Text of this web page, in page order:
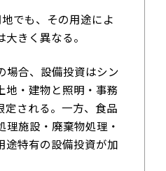
でも、その用途によ
きく異なる。
場合、設備投資はシン
地・建物と照明・事務
定される。一方、食品
理施設・廃棄物処理・
途特有の設備投資が加